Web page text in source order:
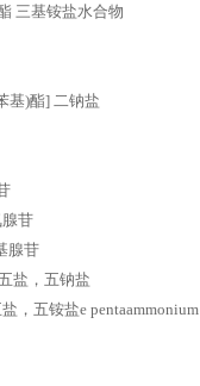
三基铵盐水合物
基)酯] 二钠盐
苷
腺苷
盐，五钠盐
，五铵盐e